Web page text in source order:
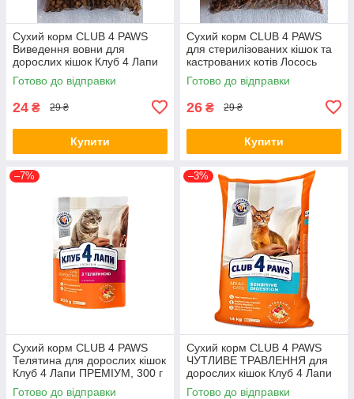
Сухий корм CLUB 4 PAWS
Виведення вовни для
дорослих кішок Клуб 4 Лапи
на вагу, 100 г
Готово до відправки
24 ₴ 29 ₴
Купити
Сухий корм CLUB 4 PAWS
для стерилізованих кішок та
кастрованих котів Лосось
Клуб 4 Лапи на вагу, 100 г
Готово до відправки
26 ₴ 29 ₴
Купити
–7%
Сухий корм CLUB 4 PAWS
Телятина для дорослих кішок
Клуб 4 Лапи ПРЕМІУМ, 300 г
Готово до відправки
–3%
Сухий корм CLUB 4 PAWS
ЧУТЛИВЕ ТРАВЛЕННЯ для
дорослих кішок Клуб 4 Лапи
14 кг
Готово до відправки